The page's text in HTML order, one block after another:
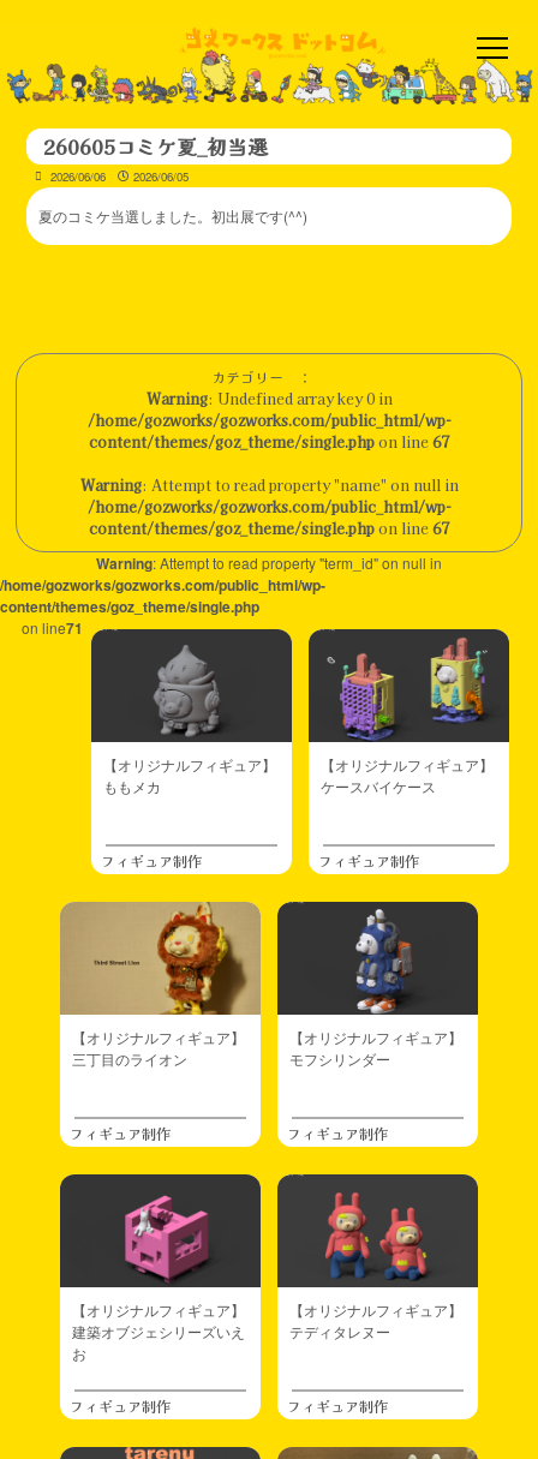
260605コミケ夏_初当選
2026/06/06 2026/06/05
夏のコミケ当選しました。初出展です(^^)
カテゴリー ：
Warning: Undefined array key 0 in
/home/gozworks/gozworks.com/public_html/wp-
content/themes/goz_theme/single.phpon line67
Warning: Attempt to read property "name" on null in
/home/gozworks/gozworks.com/public_html/wp-
content/themes/goz_theme/single.phpon line67
Warning: Attempt to read property "term_id" on null in
/home/gozworks/gozworks.com/public_html/wp-
content/themes/goz_theme/single.php
on line71
【オリジナルフィギュア】
ももメカ
フィギュア制作
【オリジナルフィギュア】
ケースバイケース
フィギュア制作
【オリジナルフィギュア】
三丁目のライオン
フィギュア制作
【オリジナルフィギュア】
モフシリンダー
フィギュア制作
【オリジナルフィギュア】
建築オブジェシリーズいえ
お
フィギュア制作
【オリジナルフィギュア】
テディタレヌー
フィギュア制作